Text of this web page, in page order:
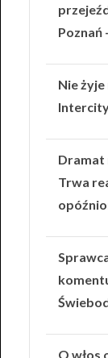
Poznań
Nie
Dramat
Trwa
O włos